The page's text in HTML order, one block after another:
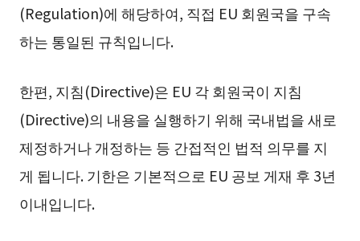
(Regulation)에 해당하여, 직접 EU 회원국을 구속
하는 통일된 규칙입니다.
한편, 지침(Directive)은 EU 각 회원국이 지침
(Directive)의 내용을 실행하기 위해 국내법을 새로
제정하거나 개정하는 등 간접적인 법적 의무를 지
게 됩니다. 기한은 기본적으로 EU 공보 게재 후 3년
이내입니다.